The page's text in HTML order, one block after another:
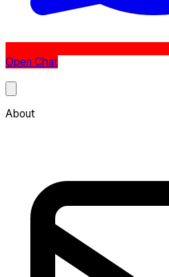
Open Chat
About